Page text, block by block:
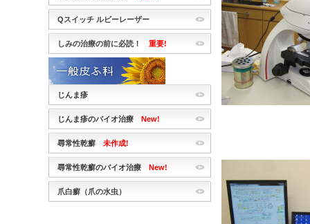
Qスイッチ ルビーレーザー
しみの治療の前に必読！ 重要!
じんま疹
じんま疹のバイオ治療 New!
尋常性乾癬 未作成!
尋常性乾癬のバイオ治療 New!
爪白癬（爪の水虫）